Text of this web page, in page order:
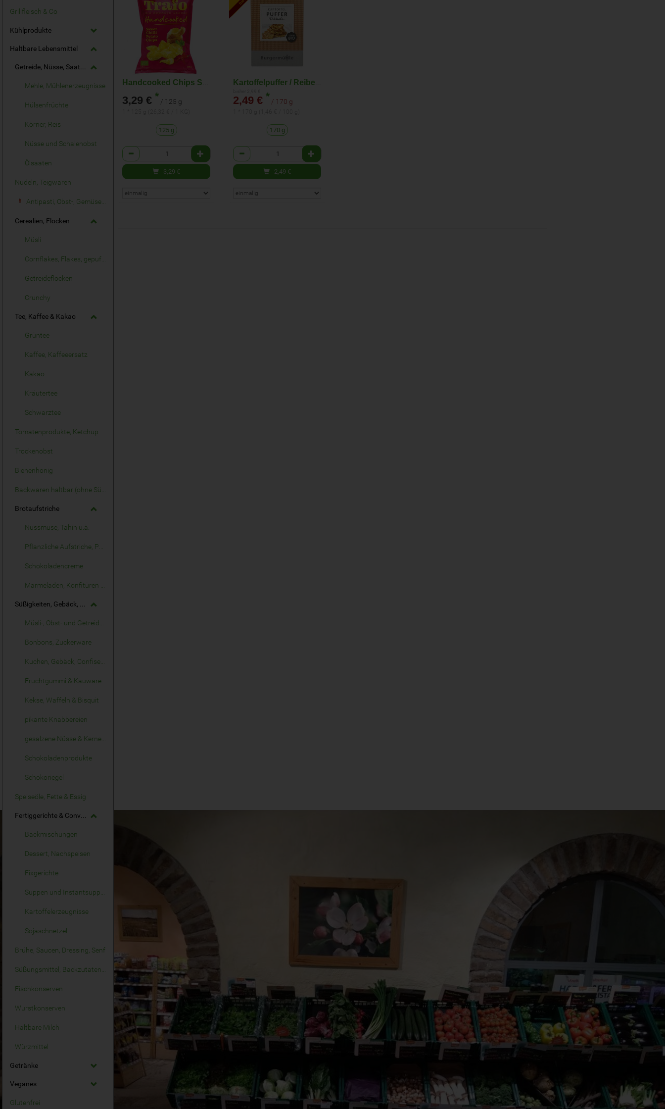
Grillfleisch & Co
Kühlprodukte
Haltbare Lebensmittel
Getreide, Nüsse, Saaten, Mühlenerzeugnisse
Mehle, Mühlenerzeugnisse
Hülsenfrüchte
Körner, Reis
Nüsse und Schalenobst
Ölsaaten
Nudeln, Teigwaren
Cerealien, Flocken
Müsli
Cornflakes, Flakes, gepuffte Cerealien
Getreideflocken
Crunchy
Tee, Kaffee & Kakao
Grüntee
Kaffee, Kaffeeersatz
Kakao
Kräutertee
Schwarztee
Tomatenprodukte, Ketchup
Trockenobst
Bienenhonig
Backwaren haltbar (ohne Süßes)
Brotaufstriche
Nussmuse, Tahin u.ä.
Pflanzliche Aufstriche, Pasteten
Schokoladencreme
Marmeladen, Konfitüren o.ä.
Süßigkeiten, Gebäck, Knabbereien
Müsli-, Obst- und Getreideriegel
Bonbons, Zuckerware
Kuchen, Gebäck, Confiserie
Fruchtgummi & Kauware
Kekse, Waffeln & Bisquit
pikante Knabbereien
gesalzene Nüsse & Kerne, Knusperkerne
Schokoladenprodukte
Schokoriegel
Speiseöle, Fette & Essig
Fertiggerichte & Convenience
Backmischungen
Dessert, Nachspeisen
Fixgerichte
Suppen und Instantsuppen
Kartoffelerzeugnisse
Sojaschnetzel
Brühe, Saucen, Dressing, Senf
Süßungsmittel, Backzutaten, Fermente
Fischkonserven
Wurstkonserven
Haltbare Milch
Würzmittel
Getränke
Veganes
Glutenfrei
3,29 € * / 125 g
125 g
Anzahl
3,29 €
2,49 € * / 170 g
170 g
Anzahl
2,49 €